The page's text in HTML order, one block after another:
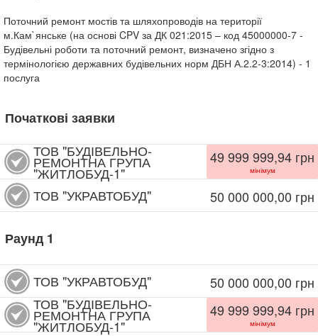
Поточний ремонт мостів та шляхопроводів на території
м.Кам`янське (на основі CPV за ДК 021:2015 – код 45000000-7 -
Будівельні роботи та поточний ремонт, визначено згідно з
термінологією державних будівельних норм ДБН А.2.2-3:2014) - 1
послуга
Початкові заявки
ТОВ "БУДІВЕЛЬНО-
РЕМОНТНА ГРУПА
"ЖИТЛОБУД-1"
49 999 999,94 грн
мінімум
ТОВ "УКРАВТОБУД" 50 000 000,00 грн
Раунд 1
ТОВ "УКРАВТОБУД" 50 000 000,00 грн
ТОВ "БУДІВЕЛЬНО-
РЕМОНТНА ГРУПА
"ЖИТЛОБУД-1"
49 999 999,94 грн
мінімум